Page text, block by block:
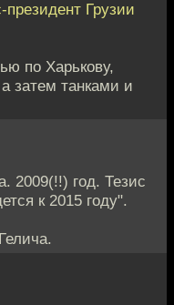
Грузии
по Харькову,
затем танками и
2009(!!) год. Тезис
к 2015 году".